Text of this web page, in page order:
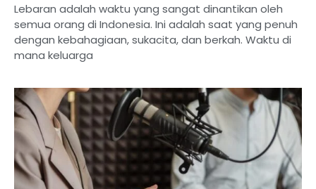
Lebaran adalah waktu yang sangat dinantikan oleh
semua orang di Indonesia. Ini adalah saat yang penuh
dengan kebahagiaan, sukacita, dan berkah. Waktu di
mana keluarga